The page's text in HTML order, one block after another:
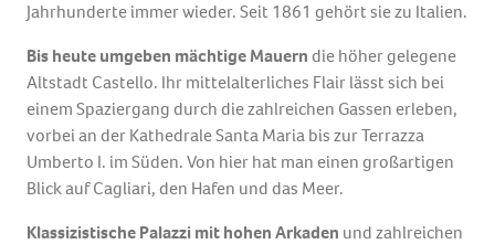
Jahrhunderte immer wieder. Seit 1861 gehört sie zu Italien.
Bis heute umgeben mächtige Mauern die höher gelegene
Altstadt Castello. Ihr mittelalterliches Flair lässt sich bei
einem Spaziergang durch die zahlreichen Gassen erleben,
vorbei an der Kathedrale Santa Maria bis zur Terrazza
Umberto I. im Süden. Von hier hat man einen großartigen
Blick auf Cagliari, den Hafen und das Meer.
Klassizistische Palazzi mit hohen Arkaden und zahlreichen